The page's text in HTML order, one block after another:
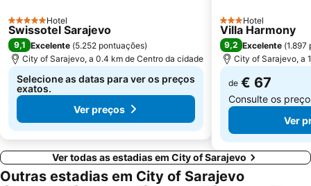
5 EstrelasHotel
Swissotel Sarajevo
9,1 Excelente (5.252 pontuações)
City of Sarajevo, a 0.4 km de Centro da cidade
Selecione as datas para ver os preços
exatos.
Ver preços
3 Estrelas
Hotel
Villa Harmony
9,2 Excelente (1.897
City of Sarajevo, a
de € 67
Consulte os
Ver
Ver todas as estadias em City of Sarajevo
Outras estadias em City of Sarajevo